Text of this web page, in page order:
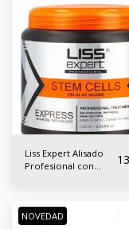
Liss Expert Alisado
Profesional con
NOVEDAD